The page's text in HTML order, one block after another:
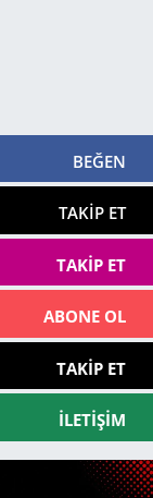
BEĞEN
TAKIP ET
TAKIP ET
ABONE OL
TAKIP ET
İLETIŞIM